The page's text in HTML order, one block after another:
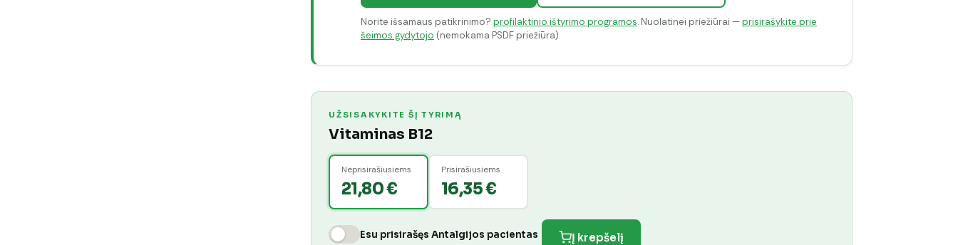
Norite išsamaus patikrinimo? profilaktinio ištyrimo programos. Nuolatinei priežiūrai —prisirašykite prie
šeimos gydytojo (nemokama PSDF priežiūra).
UŽSISAKYKITE ŠĮ TYRIMĄ
Vitaminas B12
Neprisirašiusiems
21,80 €
Prisirašiusiems
16,35 €
Esu prisirašęs Antalgijos pacientas Į krepšelį